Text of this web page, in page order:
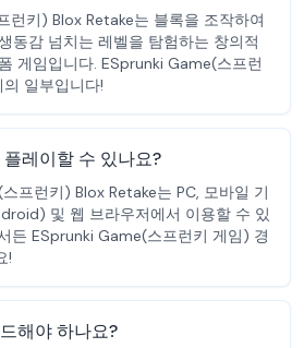
런키) Blox Retake는 블록을 조작하여
동감 넘치는 레벨을 탐험하는 창의적
게임입니다. ESprunki Game(스프런
일부입니다!
레이할 수 있나요?
프런키) Blox Retake는 PC, 모바일 기
및 웹 브라우저에서 이용할 수 있
든 ESprunki Game(스프런키 게임) 경
!
해야 하나요?